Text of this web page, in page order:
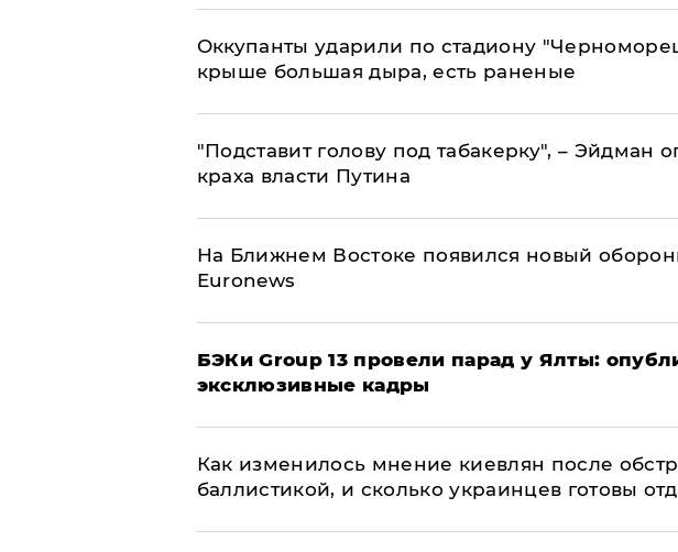
Оккупанты ударили по стадиону
крыше большая дыра, есть раненые
​"Подставит голову под табакерку", – Эйдман
краха власти Путина
На Ближнем Востоке появился новый
Euronews
​БЭКи Group 13 провели парад у Ялты:
эксклюзивные кадры
Как изменилось мнение киевлян после
баллистикой, и сколько украинцев готовы